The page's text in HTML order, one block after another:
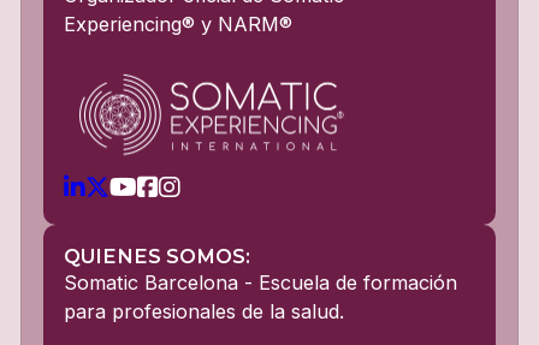
Experiencing® y NARM®
QUIENES SOMOS:
Somatic Barcelona - Escuela de formación
para profesionales de la salud.